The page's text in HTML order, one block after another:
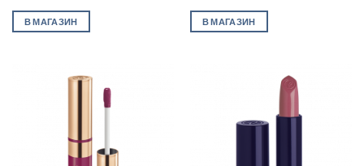
В МАГАЗИН В МАГАЗИН